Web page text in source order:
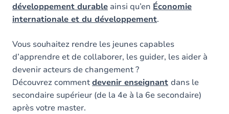
développement durable ainsi qu’en Économie
internationale et du développement.
Vous souhaitez rendre les jeunes capables
d’apprendre et de collaborer, les guider, les aider à
devenir acteurs de changement ?
Découvrez commentdevenir enseignant dans le
secondaire supérieur (de la 4e à la 6e secondaire)
après votre master.